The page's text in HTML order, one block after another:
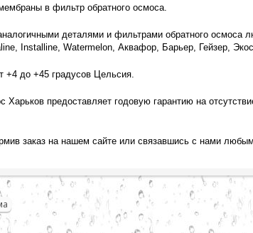
в фильтр обратного осмоса.
деталями и фильтрами обратного осмоса
Installine, Watermelon, Аквафор, Барьер, Гейзер,
+4 до +45 градусов Цельсия.
предоставляет годовую гарантию на
заказ на нашем сайте или связавшись с нами